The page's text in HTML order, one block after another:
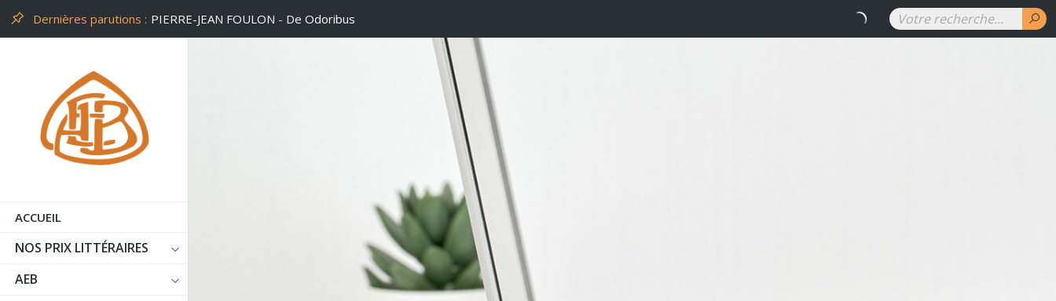
ACCUEIL
NOS PRIX LITTÉRAIRES
AEB
Dernières parutions : PHILIPPE LEUCKX - Un peu d'air RENAUD DENUIT - Les couleurs